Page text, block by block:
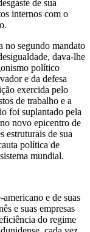
de sua
internos com o
no segundo mandato
dava-lhe
político
e da defesa
exercida pelo
de trabalho e a
foi suplantado pela
novo epicentro de
estruturais de sua
política de
mundial.
e de suas
e suas empresas
do regime